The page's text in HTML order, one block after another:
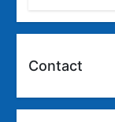
Contact